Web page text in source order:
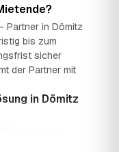
Partner in Dömitz
bis zum
sicher
der Partner mit
in Dömitz